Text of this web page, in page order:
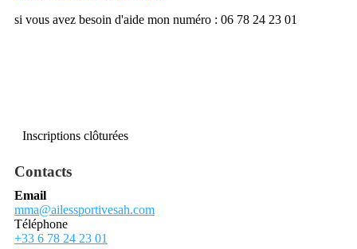
si vous avez besoin d'aide mon numéro : 06 78 24 23 01
Inscriptions clôturées
Contacts
Email
mma@ailessportivesah.com
Téléphone
+33 6 78 24 23 01